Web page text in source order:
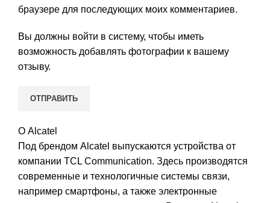
браузере для последующих моих комментариев.
Вы должны войти в систему, чтобы иметь
возможность добавлять фотографии к вашему
отзыву.
О Alcatel
Под брендом Alcatel выпускаются устройства от
компании TCL Communication. Здесь производятся
современные и технологичные системы связи,
например смартфоны, а также электронные